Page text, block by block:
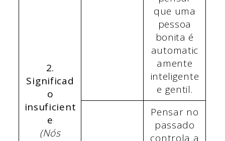
2.
Significad
o
insuficient
e
(Nós
que uma
pessoa
bonita é
automatic
amente
inteligente
e gentil.
Pensar no
passado
controla a